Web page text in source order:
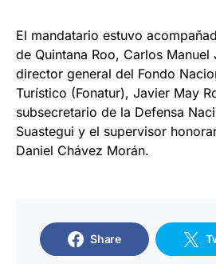
El mandatario estuvo
de Quintana Roo, Carlos
director general del Fondo
Turístico (Fonatur), Javier May
subsecretario de la Defensa
Suastegui y el supervisor
Daniel Chávez Morán.
Share